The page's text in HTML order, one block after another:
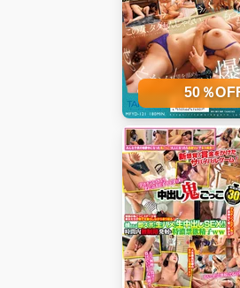
50％